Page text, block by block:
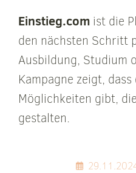
Einstieg.com ist die
den nächsten Schritt
Ausbildung, Studium
Kampagne zeigt,
Möglichkeiten gibt,
gestalten.